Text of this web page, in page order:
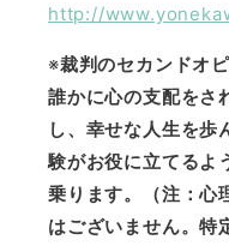
http://
※裁判のセカンドオ
誰かに心の支配をさ
し、幸せな人生を歩
験がお役に立てるよ
乗ります。（注：心
はございません。特